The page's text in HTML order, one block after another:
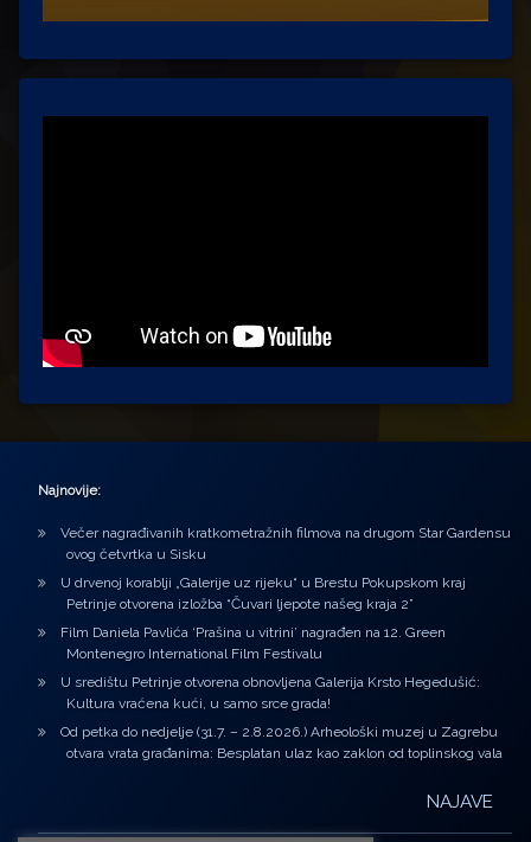
Najnovije:
Večer nagrađivanih kratkometražnih filmova na drugom Star Gardensu
ovog četvrtka u Sisku
U drvenoj korablji „Galerije uz rijeku“ u Brestu Pokupskom kraj
Petrinje otvorena izložba “Čuvari ljepote našeg kraja 2”
Film Daniela Pavlića ‘Prašina u vitrini’ nagrađen na 12. Green
Montenegro International Film Festivalu
U središtu Petrinje otvorena obnovljena Galerija Krsto Hegedušić:
Kultura vraćena kući, u samo srce grada!
Od petka do nedjelje (31.7. – 2.8.2026.) Arheološki muzej u Zagrebu
otvara vrata građanima: Besplatan ulaz kao zaklon od toplinskog vala
NAJAVE